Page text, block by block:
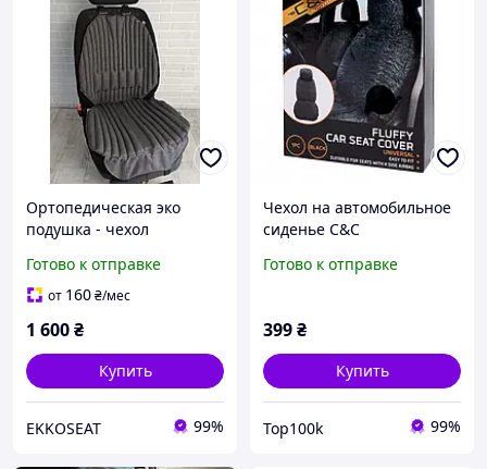
Ортопедическая эко
подушка - чехол
автомобильное сидение,
универсальная
Готово к отправке
от 160₴/мес
1 600₴
Купить
EKKOSEAT 99%
Чехол на автомобильное
сиденье C&C
плюшевый
Готово к отправке
399₴
Купить
Top100k 99%